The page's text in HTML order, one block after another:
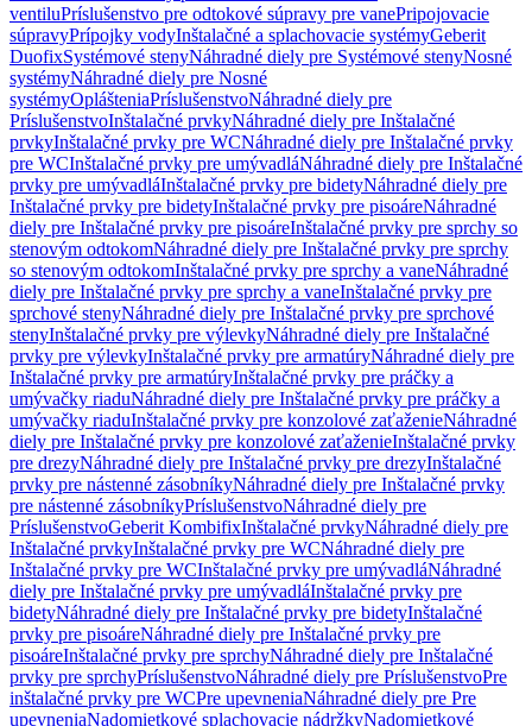
ventiluPríslušenstvo pre odtokové súpravy pre vanePripojovacie
súpravyPrípojky vodyInštalačné a splachovacie systémyGeberit
DuofixSystémové stenyNáhradné diely pre Systémové stenyNosné
systémyNáhradné diely pre Nosné
systémyOplášteniaPríslušenstvoNáhradné diely pre
PríslušenstvoInštalačné prvkyNáhradné diely pre Inštalačné
prvkyInštalačné prvky pre WCNáhradné diely pre Inštalačné prvky
pre WCInštalačné prvky pre umývadláNáhradné diely pre Inštalačné
prvky pre umývadláInštalačné prvky pre bidetyNáhradné diely pre
Inštalačné prvky pre bidetyInštalačné prvky pre pisoáreNáhradné
diely pre Inštalačné prvky pre pisoáreInštalačné prvky pre sprchy so
stenovým odtokomNáhradné diely pre Inštalačné prvky pre sprchy
so stenovým odtokomInštalačné prvky pre sprchy a vaneNáhradné
diely pre Inštalačné prvky pre sprchy a vaneInštalačné prvky pre
sprchové stenyNáhradné diely pre Inštalačné prvky pre sprchové
stenyInštalačné prvky pre výlevkyNáhradné diely pre Inštalačné
prvky pre výlevkyInštalačné prvky pre armatúryNáhradné diely pre
Inštalačné prvky pre armatúryInštalačné prvky pre práčky a
umývačky riaduNáhradné diely pre Inštalačné prvky pre práčky a
umývačky riaduInštalačné prvky pre konzolové zaťaženieNáhradné
diely pre Inštalačné prvky pre konzolové zaťaženieInštalačné prvky
pre drezyNáhradné diely pre Inštalačné prvky pre drezyInštalačné
prvky pre nástenné zásobníkyNáhradné diely pre Inštalačné prvky
pre nástenné zásobníkyPríslušenstvoNáhradné diely pre
PríslušenstvoGeberit KombifixInštalačné prvkyNáhradné diely pre
Inštalačné prvkyInštalačné prvky pre WCNáhradné diely pre
Inštalačné prvky pre WCInštalačné prvky pre umývadláNáhradné
diely pre Inštalačné prvky pre umývadláInštalačné prvky pre
bidetyNáhradné diely pre Inštalačné prvky pre bidetyInštalačné
prvky pre pisoáreNáhradné diely pre Inštalačné prvky pre
pisoáreInštalačné prvky pre sprchyNáhradné diely pre Inštalačné
prvky pre sprchyPríslušenstvoNáhradné diely pre PríslušenstvoPre
inštalačné prvky pre WCPre upevneniaNáhradné diely pre Pre
upevneniaNadomietkové splachovacie nádržkyNadomietkové